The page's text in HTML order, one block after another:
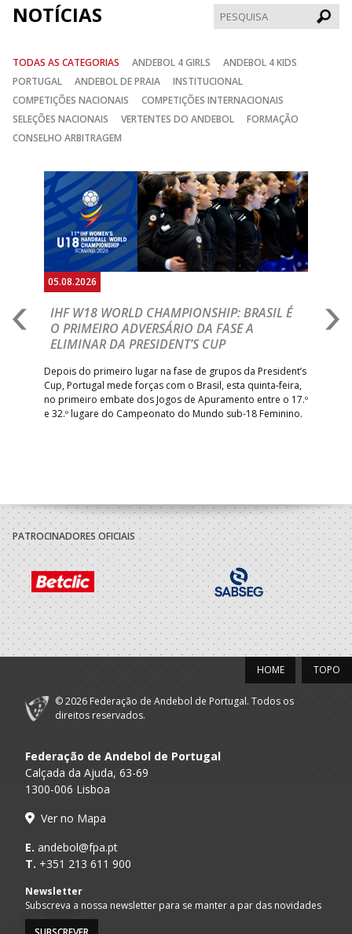
NOTÍCIAS
TODAS AS CATEGORIAS ANDEBOL 4 GIRLS
ANDEBOL 4 KIDS
PORTUGAL
ANDEBOL DE PRAIA
INSTITUCIONAL
COMPETIÇÕES NACIONAIS
COMPETIÇÕES INTERNACIONAIS
SELEÇÕES NACIONAIS
VERTENTES DO ANDEBOL
FORMAÇÃO
CONSELHO ARBITRAGEM
05.08.2026
IHF W18 WORLD CHAMPIONSHIP: BRASIL É
O PRIMEIRO ADVERSÁRIO DA FASE A
ELIMINAR DA PRESIDENT’S CUP
Depois do primeiro lugar na fase de grupos da President’s
Cup, Portugal mede forças com o Brasil, esta quinta-feira,
no primeiro embate dos Jogos de Apuramento entre o 17.º
e 32.º lugare do Campeonato do Mundo sub-18 Feminino.
Anterior
PATROCINADORES OFICIAIS
TOPO
HOME
© 2026 Federação de Andebol de Portugal. Todos os
direitos reservados.
Federação de Andebol de Portugal
Calçada da Ajuda, 63-69
1300-006 Lisboa
Ver no Mapa
E. andebol@fpa.pt
T. +351 213 611 900
Newsletter
Subscreva a nossa newsletter para se manter a par das novidades